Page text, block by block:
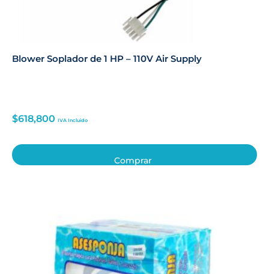
Blower Soplador de 1 HP – 110V Air Supply
$618,800 IVA Incluido
Comprar